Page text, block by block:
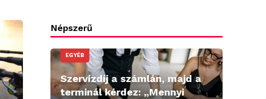
Népszerű
EGYÉB
Szervízdíj a számlán, majd a
terminál kérdez: „Mennyi